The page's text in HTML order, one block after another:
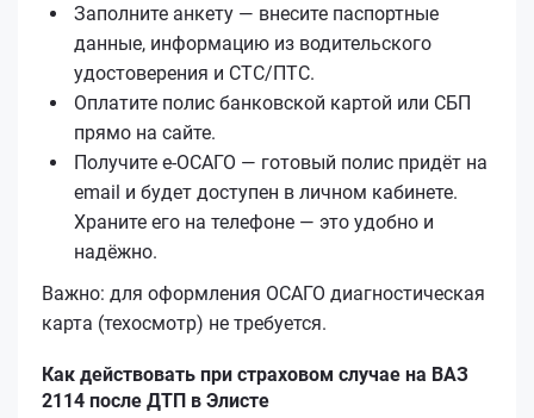
Заполните анкету — внесите паспортные
данные, информацию из водительского
удостоверения и СТС/ПТС.
Оплатите полис банковской картой или СБП
прямо на сайте.
Получите е‑ОСАГО — готовый полис придёт на
email и будет доступен в личном кабинете.
Храните его на телефоне — это удобно и
надёжно.
Важно: для оформления ОСАГО диагностическая
карта (техосмотр) не требуется.
Как действовать при страховом случае на ВАЗ
2114 после ДТП в Элисте